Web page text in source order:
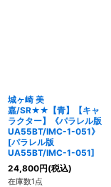
城ヶ崎 美
嘉/SR★★【青】【キャ
ラクター】《パラレル版
UA55BT/IMC-1-051》
[パラレル版
UA55BT/IMC-1-051]
24,800円(税込)
在庫数1点